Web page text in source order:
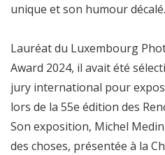
unique et son humour décalé.
Lauréat du Luxembourg
Award 2024, il avait été
jury international pour
lors de la 55e édition des
Son exposition, Michel
des choses, présentée à la